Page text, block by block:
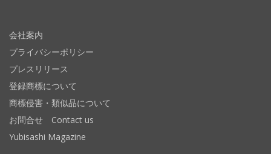
会社案内
プライバシーポリシー
プレスリリース
登録商標について
商標侵害・類似品について
お問合せ Contact us
Yubisashi Magazine